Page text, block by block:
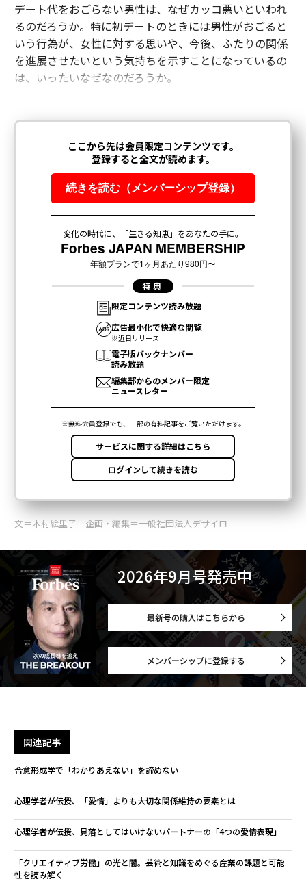
デート代をおごらない男性は、なぜカッコ悪いといわれ
るのだろうか。特に初デートのときには男性がおごると
いう行為が、女性に対する思いや、今後、ふたりの関係
を進展させたいという気持ちを示すことになっているの
は、いったいなぜなのだろうか。
文＝木村絵里子 企画・編集＝一般社団法人デサイロ
2026年9月号発売中
最新号の購入はこちらから
メンバーシップに登録する
関連記事
合意形成学で「わかりあえない」を諦めない
心理学者が伝授、「愛情」よりも大切な関係維持の要素とは
心理学者が伝授、見落としてはいけないパートナーの「4つの愛情表現」
「クリエイティブ労働」の光と闇。芸術と知識をめぐる産業の課題と可能
性を読み解く